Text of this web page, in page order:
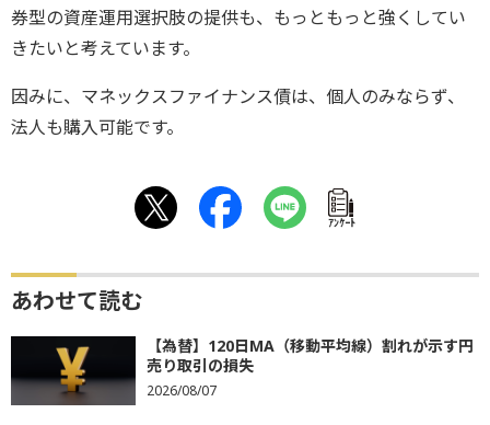
券型の資産運用選択肢の提供も、もっともっと強くしてい
きたいと考えています。
因みに、マネックスファイナンス債は、個人のみならず、
法人も購入可能です。
ｱﾝｹｰﾄ
あわせて読む
【為替】120日MA（移動平均線）割れが示す円
売り取引の損失
2026/08/07